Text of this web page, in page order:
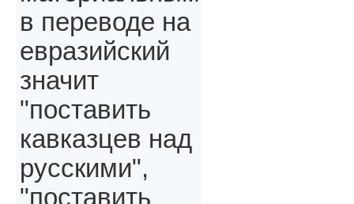
в переводе на
евразийский
значит
"поставить
кавказцев над
русскими",
"поставить